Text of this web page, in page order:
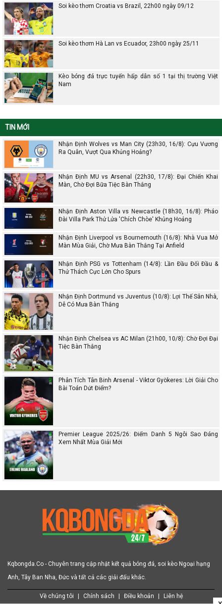
Soi kèo thơm Croatia vs Brazil, 22h00 ngày 09/12
Soi kèo thơm Hà Lan vs Ecuador, 23h00 ngày 25/11
Kèo bóng đá trực tuyến hấp dẫn số 1 tại thị trường Việt
Nam
TIN MỚI
Nhận Định Wolves vs Man City (23h30, 16/8): Cựu Vương
Ra Quân, Vượt Qua Khủng Hoảng?
Nhận Định MU vs Arsenal (22h30, 17/8): Đại Chiến Khai
Màn, Chờ Đợi Bữa Tiệc Bàn Thắng
Nhận Định Aston Villa vs Newcastle (18h30, 16/8): Pháo
Đài Villa Park Thử Lửa 'Chích Chòe' Khủng Hoảng
Nhận Định Liverpool vs Bournemouth (16/8): Nhà Vua Mở
Màn Mùa Giải, Chờ Mưa Bàn Thắng Tại Anfield
Nhận Định PSG vs Tottenham (14/8): Lần Đầu Đối Đầu &
Thử Thách Cực Lớn Cho Spurs
Nhận Định Dortmund vs Juventus (10/8): Lợi Thế Sân Nhà,
Dễ Có Mưa Bàn Thắng
Nhận Định Chelsea vs AC Milan (21h00, 10/8): Chờ Đợi Đại
Tiệc Bàn Thắng
Phân Tích Tân Binh Arsenal - Viktor Gyökeres: Lời Giải Cho
Bài Toán Dứt Điểm?
Premier League 2025/26: Điểm Danh 5 Ngôi Sao Đáng
Xem Nhất Mùa Giải Mới
Kqbongda.Co - Chuyên trang cập nhật kết quả bóng đá, soi kèo Ngoại hạng
Anh, Tây Ban Nha, Đức và tất cả các giải đấu khác.
Về chúng tôi Chính sách Điều khoản Liên hệ